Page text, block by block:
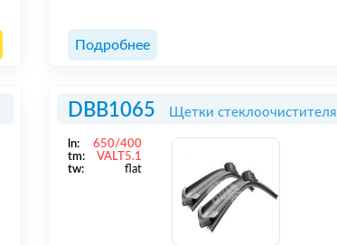
Подробнее
DBB1065 Щетки стеклоочистителя
ln:
650/400
tm:
VALT5.1
tw:
flat